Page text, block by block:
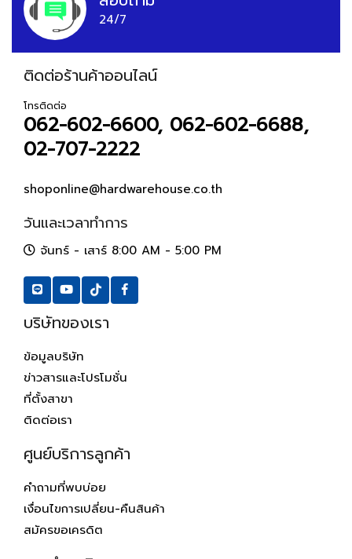
24/7
ติดต่อร้านค้าออนไลน์
โทรติดต่อ
062-602-6600, 062-602-6688,
02-707-2222
shoponline@hardwarehouse.co.th
วันและเวลาทำการ
จันทร์ - เสาร์ 8:00 AM - 5:00 PM
บริษัทของเรา
ข้อมูลบริษัท
ข่าวสารและโปรโมชั่น
ที่ตั้งสาขา
ติดต่อเรา
ศูนย์บริการลูกค้า
คำถามที่พบบ่อย
เงื่อนไขการเปลี่ยน-คืนสินค้า
สมัครขอเครดิต